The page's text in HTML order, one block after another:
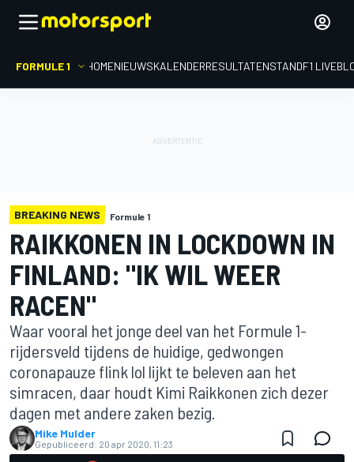
FORMULE 1 HOMENIEUWSKALENDERRESULTATENSTANDF1
BREAKING NEWS Formule 1
RAIKKONEN IN LOCKDOWN IN
FINLAND: "IK WIL WEER
RACEN"
Waar vooral het jonge deel van het Formule 1-
rijdersveld tijdens de huidige, gedwongen
coronapauze flink lol lijkt te beleven aan het
simracen, daar houdt Kimi Raikkonen zich dezer
dagen met andere zaken bezig.
Mike Mulder
Gepubliceerd: 20 apr 2020, 11:23